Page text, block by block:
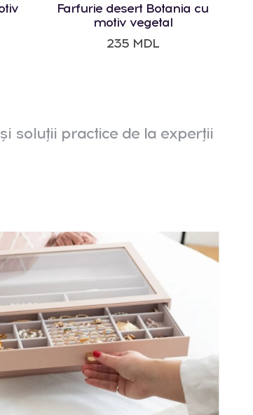
Farfurie desert Botania cu
motiv vegetal
235 MDL
soluții practice de la experții